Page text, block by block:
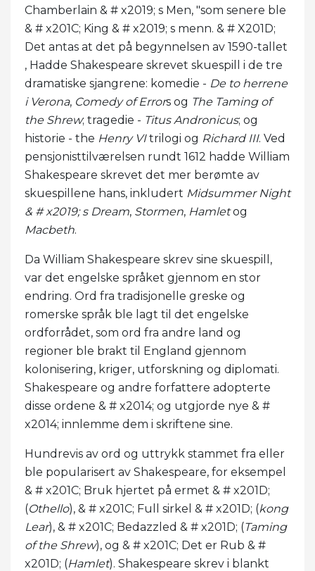
Chamberlain & # x2019; s Men, "som senere ble
& # x201C; King & # x2019; s menn. & # X201D;
Det antas at det på begynnelsen av 1590-tallet
, Hadde Shakespeare skrevet skuespill i de tre
dramatiske sjangrene: komedie - De to herrene
i Verona, Comedy of Errors og The Taming of
the Shrew; tragedie - Titus Andronicus; og
historie - the Henry VItrilogi og Richard III. Ved
pensjonisttilværelsen rundt 1612 hadde William
Shakespeare skrevet det mer berømte av
skuespillene hans, inkludert Midsummer Night
& # x2019; s Dream, Stormen, Hamletog
Macbeth.
Da William Shakespeare skrev sine skuespill,
var det engelske språket gjennom en stor
endring. Ord fra tradisjonelle greske og
romerske språk ble lagt til det engelske
ordforrådet, som ord fra andre land og
regioner ble brakt til England gjennom
kolonisering, kriger, utforskning og diplomati.
Shakespeare og andre forfattere adopterte
disse ordene & # x2014; og utgjorde nye & #
x2014; innlemme dem i skriftene sine.
Hundrevis av ord og uttrykk stammet fra eller
ble popularisert av Shakespeare, for eksempel
& # x201C; Bruk hjertet på ermet & # x201D;
(Othello), & # x201C; Full sirkel & # x201D; (kong
Lear), & # x201C; Bedazzled & # x201D; (Taming
of the Shrew), og & # x201C; Det er Rub & #
x201D; (Hamlet). Shakespeare skrev i blankt